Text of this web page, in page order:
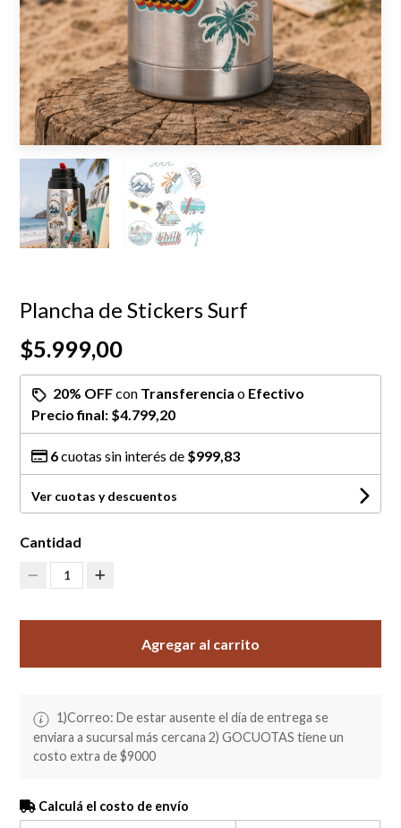
Plancha de Stickers Surf
$5.999,00
20% OFFcon Transferencia o Efectivo
Precio final: $4.799,20
6cuotas sin interés de $999,83
Ver cuotas y descuentos
Cantidad
1
Agregar al carrito
1)Correo: De estar ausente el día de entrega se
enviara a sucursal más cercana 2) GOCUOTAS tiene un
costo extra de $9000
Calculá el costo de envío